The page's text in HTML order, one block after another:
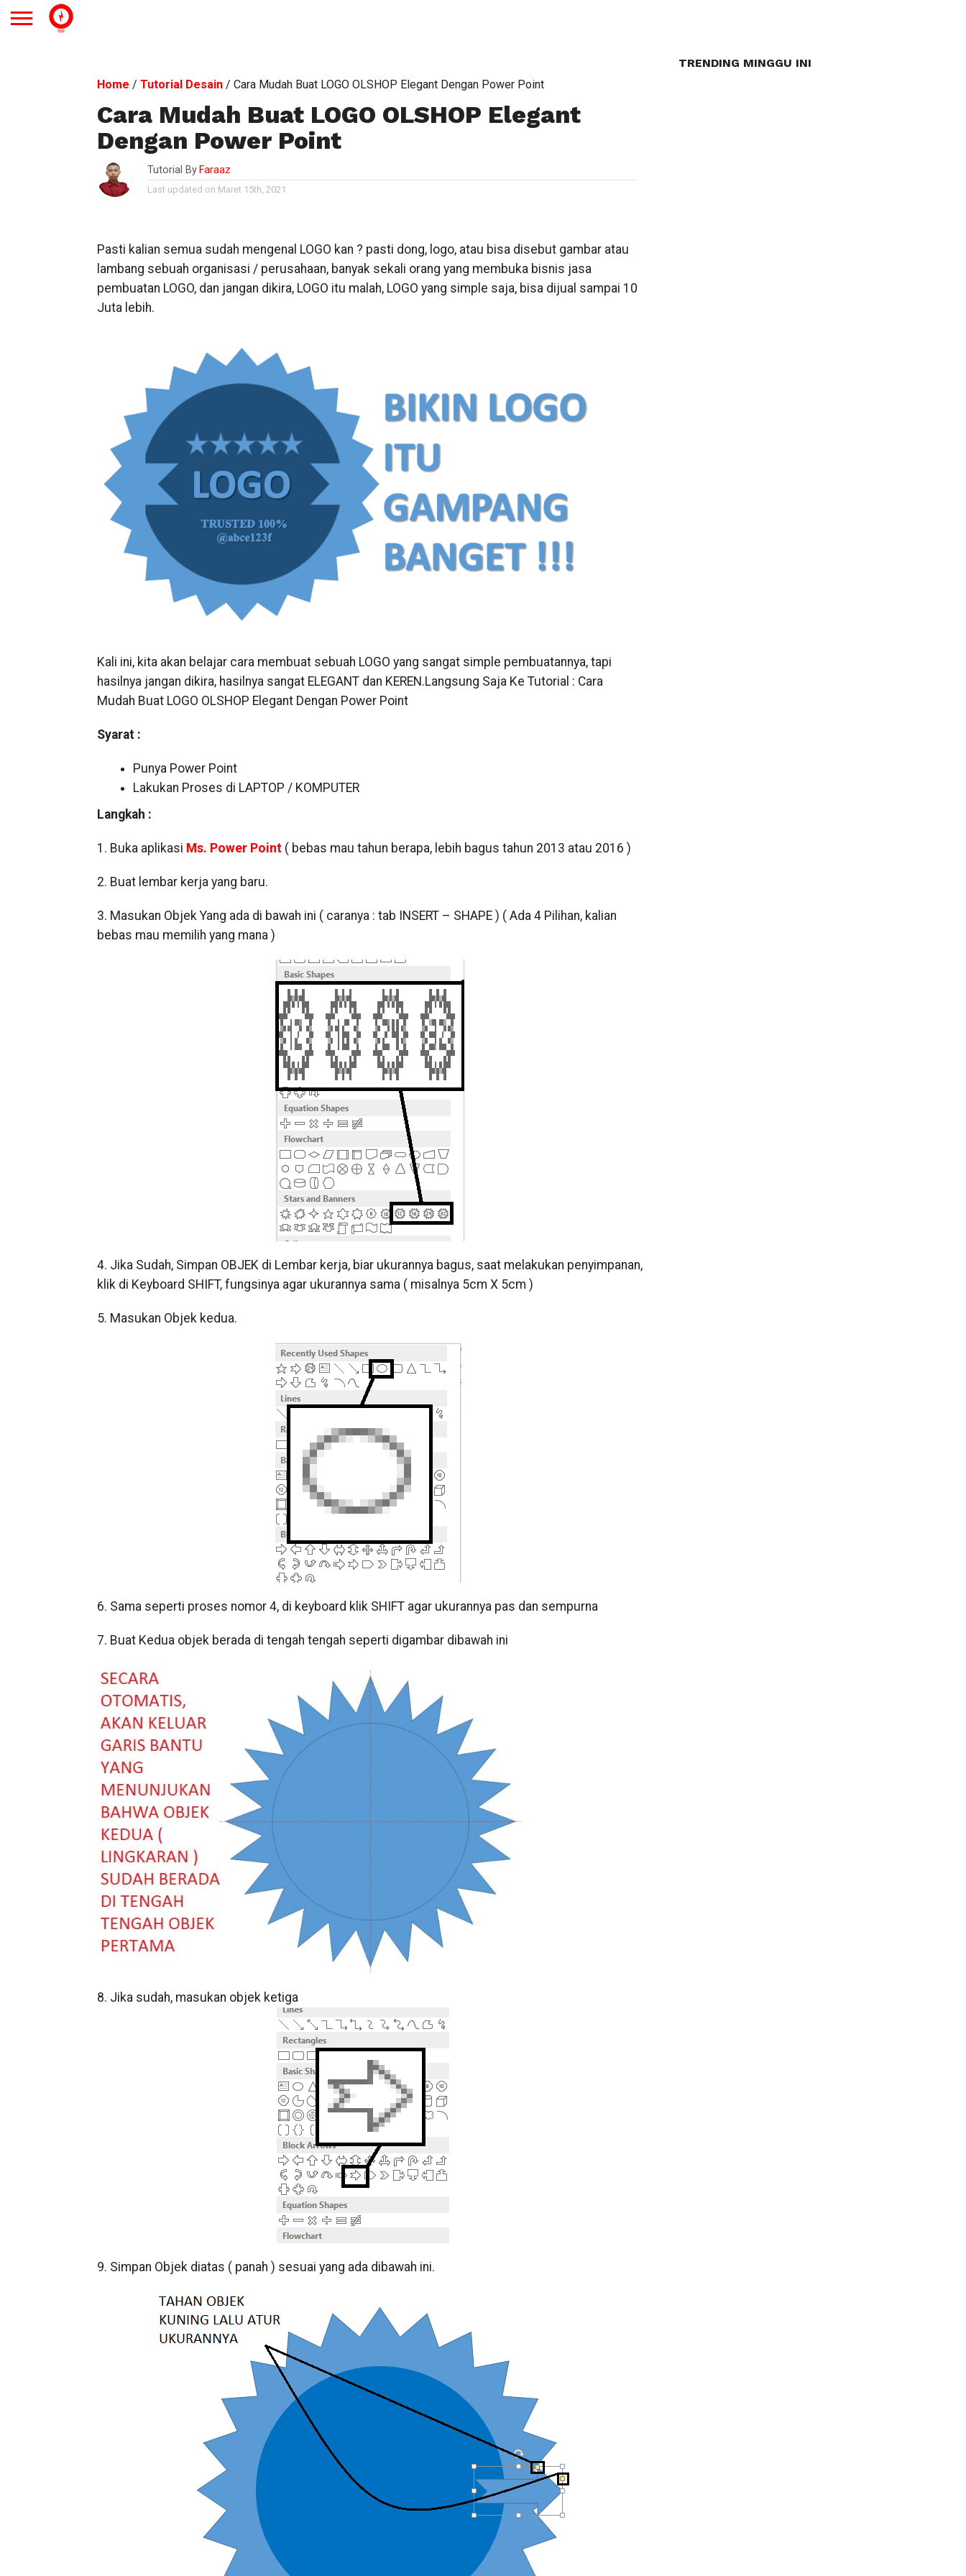
Home / Tutorial Desain/ Cara Mudah Buat LOGO OLSHOP Elegant Dengan Power Point
Cara Mudah Buat LOGO OLSHOP Elegant
Dengan Power Point
Tutorial By Faraaz
Last updated on Maret 15th, 2021
Pasti kalian semua sudah mengenal LOGO kan ? pasti dong, logo, atau bisa disebut gambar atau
lambang sebuah organisasi / perusahaan, banyak sekali orang yang membuka bisnis jasa
pembuatan LOGO, dan jangan dikira, LOGO itu malah, LOGO yang simple saja, bisa dijual sampai 10
Juta lebih.
Kali ini, kita akan belajar cara membuat sebuah LOGO yang sangat simple pembuatannya, tapi
hasilnya jangan dikira, hasilnya sangat ELEGANT dan KEREN.Langsung Saja Ke Tutorial : Cara
Mudah Buat LOGO OLSHOP Elegant Dengan Power Point
Syarat :
Punya Power Point
Lakukan Proses di LAPTOP / KOMPUTER
Langkah :
1. Buka aplikasi Ms. Power Point( bebas mau tahun berapa, lebih bagus tahun 2013 atau 2016 )
2. Buat lembar kerja yang baru.
3. Masukan Objek Yang ada di bawah ini ( caranya : tab INSERT – SHAPE ) ( Ada 4 Pilihan, kalian
bebas mau memilih yang mana )
4. Jika Sudah, Simpan OBJEK di Lembar kerja, biar ukurannya bagus, saat melakukan penyimpanan,
klik di Keyboard SHIFT, fungsinya agar ukurannya sama ( misalnya 5cm X 5cm )
5. Masukan Objek kedua.
6. Sama seperti proses nomor 4, di keyboard klik SHIFT agar ukurannya pas dan sempurna
7. Buat Kedua objek berada di tengah tengah seperti digambar dibawah ini
8. Jika sudah, masukan objek ketiga
9. Simpan Objek diatas ( panah ) sesuai yang ada dibawah ini.
TRENDING MINGGU INI